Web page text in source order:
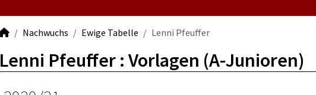
Nachwuchs Ewige Tabelle Lenni Pfeuffer
Lenni Pfeuffer : Vorlagen (A-Junioren)